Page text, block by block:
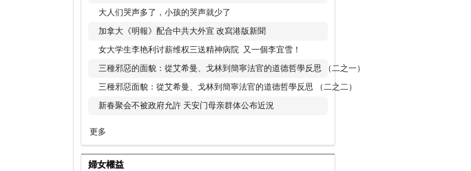
大人们哭声多了，小孩的哭声就少了
加拿大《明報》配合中共大外宣 改寫港版新聞
女大学生李艳利讨薪维权三送精神病院 又一個李宜雪！
三種邪惡的面貌：從艾希曼、戈林到簡寧法官的道德哲學反思 （二之一）
三種邪惡面貌：從艾希曼、戈林到簡寧法官的道德哲學反思 （二之二）
新春聚会不被政府允許 天安门母亲群体公布近況
更多
婦女權益